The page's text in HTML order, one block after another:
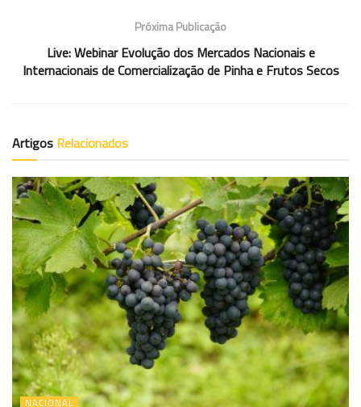
Próxima Publicação
Live: Webinar Evolução dos Mercados Nacionais e
Internacionais de Comercialização de Pinha e Frutos Secos
Artigos Relacionados
NACIONAL